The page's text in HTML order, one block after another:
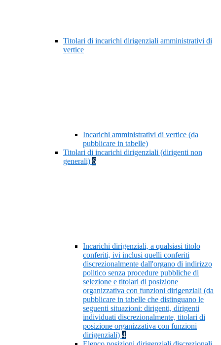
Titolari di incarichi dirigenziali amministrativi di
vertice
Incarichi amministrativi di vertice (da
pubblicare in tabelle)
Titolari di incarichi dirigenziali (dirigenti non
generali) 6
Incarichi dirigenziali, a qualsiasi titolo
conferiti, ivi inclusi quelli conferiti
discrezionalmente dall'organo di indirizzo
politico senza procedure pubbliche di
selezione e titolari di posizione
organizzativa con funzioni dirigenziali (da
pubblicare in tabelle che distinguano le
seguenti situazioni: dirigenti, dirigenti
individuati discrezionalmente, titolari di
posizione organizzativa con funzioni
dirigenziali) 4